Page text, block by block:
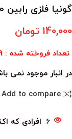
گونیا فلزی رابین 30 سانتیمتر
140,000 تومان
تعداد فروخته شده : 79
در انبار موجود نمی
Add to compare
6 افرادی که